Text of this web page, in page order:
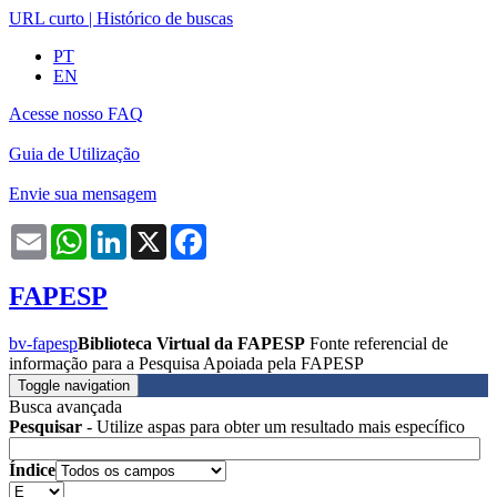
URL curto | Histórico de buscas
PT
EN
Acesse nosso FAQ
Guia de Utilização
Envie sua mensagem
Email WhatsAppLinkedIn
X
FAPESP
bv-fapespBiblioteca Virtual da FAPESP Fonte referencial de
informação para a Pesquisa Apoiada pela FAPESP
Toggle navigation
Busca avançada
Pesquisar - Utilize aspas para obter um resultado mais específico
Índice